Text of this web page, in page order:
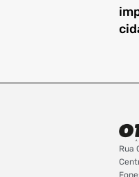
Rua